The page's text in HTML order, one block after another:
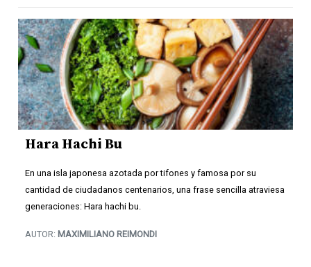
Hara Hachi Bu
En una isla japonesa azotada por tifones y famosa por su
cantidad de ciudadanos centenarios, una frase sencilla atraviesa
generaciones: Hara hachi bu.
AUTOR: MAXIMILIANO REIMONDI